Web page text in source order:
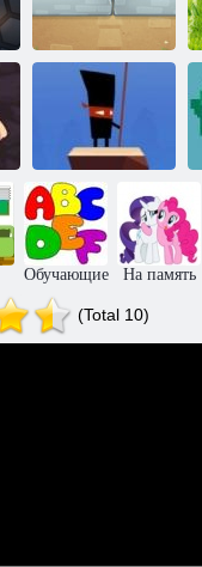
Ам Ням:
Мания манго
Помешанный
на палке
Обучающие На память
(Total 10)